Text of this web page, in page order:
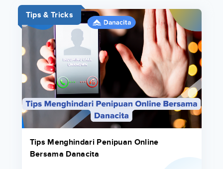
Tips & Tricks
Tips Menghindari Penipuan Online
Bersama Danacita